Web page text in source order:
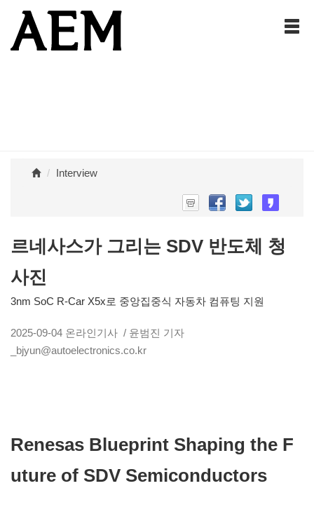
Interview
르네사스가 그리는 SDV 반도체 청
사진
3nm SoC R-Car X5x로 중앙집중식 자동차 컴퓨팅 지원
2025-09-04 온라인기사 / 윤범진 기자
_bjyun@autoelectronics.co.kr
Renesas Blueprint Shaping the F
uture of SDV Semiconductors